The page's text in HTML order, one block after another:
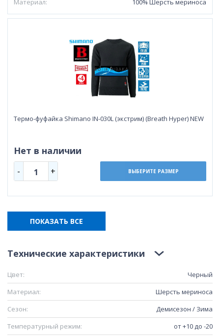
Материал: 100% Шерсть мериноса
Термо-фуфайка Shimano IN-030L (экстрим) (Breath Hyper) NEW
Нет в наличии
- 1 + ВЫБЕРИТЕ РАЗМЕР
ПОКАЗАТЬ ВСЕ
Технические характеристики
Цвет:
Черный
Материал:
Шерсть мериноса
Сезон:
Демисезон / Зима
Температурный режим:
от +10 до -20